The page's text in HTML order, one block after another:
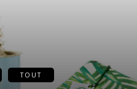
TOUT